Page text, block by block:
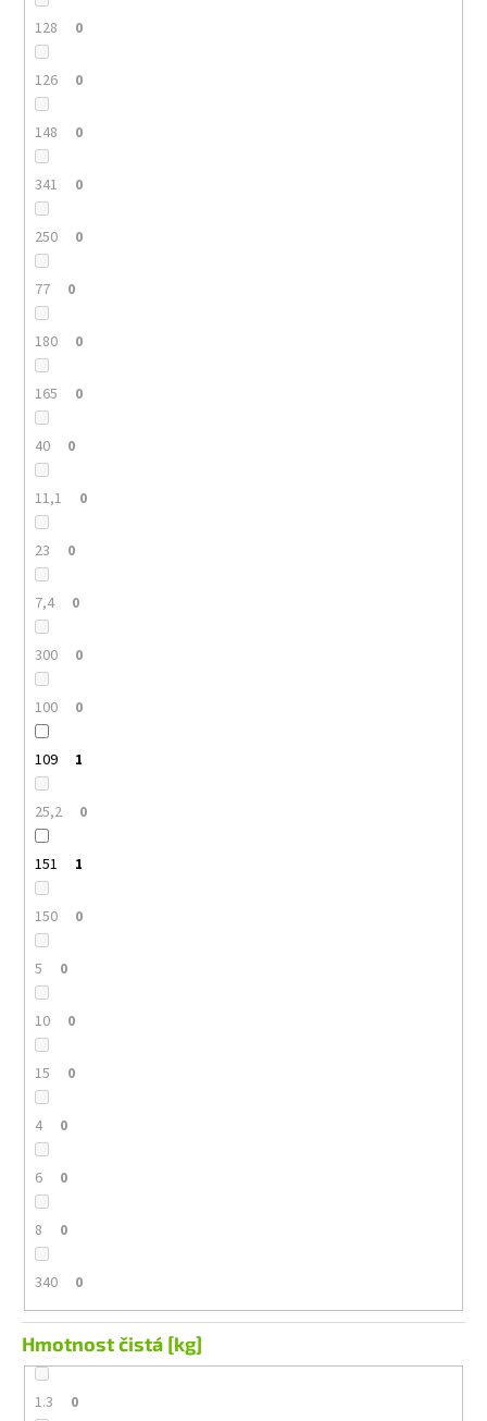
128 0
126 0
148 0
341 0
250 0
77 0
180 0
165 0
40 0
11,1 0
23 0
7,4 0
300 0
100 0
109 1
25,2 0
151 1
150 0
5 0
10 0
15 0
4 0
6 0
8 0
340 0
Hmotnost čistá [kg]
1.3 0